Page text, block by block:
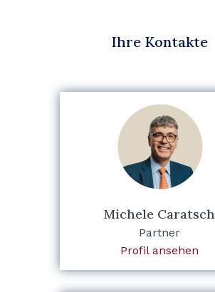
Ihre Kontakte
Michele Caratsch
Partner
Profil ansehen